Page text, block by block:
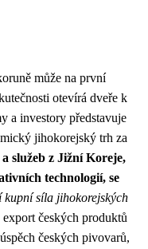
může na první
otevírá dveře k
a investory představuje
jihokorejský trh za
služeb z Jižní Koreje,
technologií, se
kupní síla jihokorejských
českých produktů
českých pivovarů,